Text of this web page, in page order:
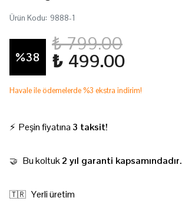
Ürün Kodu: 9888-1
%38
₺ 799.00
₺ 499.00
Havale ile ödemelerde %3 ekstra indirim!
⚡ Peşin fiyatına 3 taksit!
🤝 Bu koltuk2 yıl garanti kapsamındadır.
🇹🇷 Yerli üretim